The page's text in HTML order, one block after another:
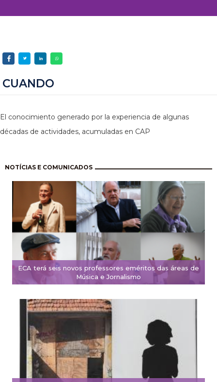
CUANDO
El conocimiento generado por la experiencia de algunas
décadas de actividades, acumuladas en CAP
NOTÍCIAS E COMUNICADOS
ECA terá seis novos professores eméritos das áreas de
Música e Jornalismo
Paginación